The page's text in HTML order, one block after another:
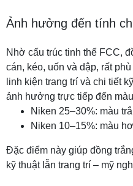
Ảnh hưởng đến tính
Nhờ cấu trúc tinh thể FCC,
cán, kéo, uốn và dập, rất
linh kiện trang trí và chi tiết
ảnh hưởng trực tiếp đến
Niken 25–30%: màu
Niken 10–15%: màu
Đặc điểm này giúp đồng
kỹ thuật lẫn trang trí – mỹ